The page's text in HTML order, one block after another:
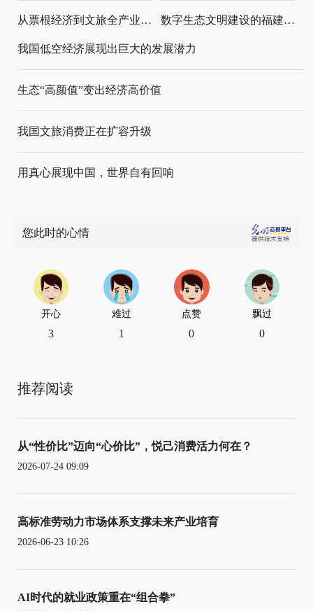
从票根经济到文旅全产业链升级 数字生态文明建设的福建路径与启示
我国低空经济展现出巨大的发展潜力
生态“高颜值”变出经济高价值
我国文旅消费正在扩容升级
用真心展现中国，世界自有回响
您此时的心情
开心
3
难过
1
点赞
0
飘过
0
推荐阅读
从“性价比”迈向“心价比”，悦己消费活力何在？
2026-07-24 09:09
高标准劳动力市场体系支撑未来产业培育
2026-06-23 10:26
AI时代的就业政策重在“组合拳”